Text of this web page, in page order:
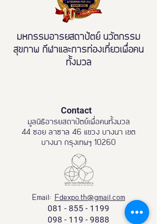
Longevity for All” 为主题，聚焦创新、科
技、设计与旅游，致力于为不同年龄与不
同身体状况的人群，创造高质量、幸福且
长寿的美好生活。 FD Expo 2026 是东盟
地区规模领先的展会之一，汇聚面向老年
人、康复人群、轮椅使用者及残障人士的
มหกรรมอารยสถาปัตย์ นวัตกรรม
สุขภาพ กีฬาและการท่องเที่ยวเพื่อคน
ทั้งมวล
Contact
มูลนิธิอารยสถาปัตย์เพื่อคนทั้งมวล
44 ซอย ลาซาล 46 แขวง บางนา เขต
บางนา กรุงเทพฯ 10260
Email: Fdexpo.th@gmail.com
081 - 855 - 1199
098 - 119 - 9888